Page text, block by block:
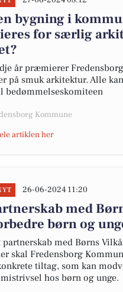
bygning i
for særlig
år præmierer
på smuk arkitektur. Alle
bedømmelseskomiteen
Kommune
artiklen her
26-06-2024 11:20
med
børn og
med Børns
skal Fredensborg
tiltag, som kan
hos børn og unge.